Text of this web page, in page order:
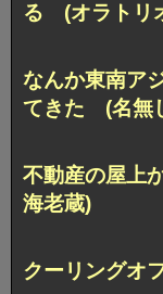
る (オラトリ
なんか東南ア
てきた (名無
不動産の屋上
海老蔵)
クーリングオ